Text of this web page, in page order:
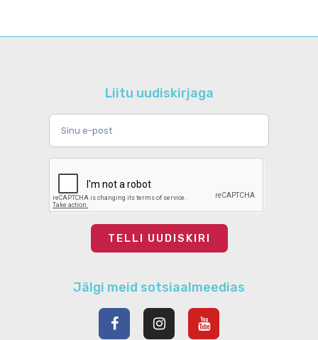
reisikalender
Uncategorized @et
Postituste RSS
Kommentaaride RSS
WordPress.org
Liitu uudiskirjaga
TELLI UUDISKIRI
Jälgi meid sotsiaalmeedias